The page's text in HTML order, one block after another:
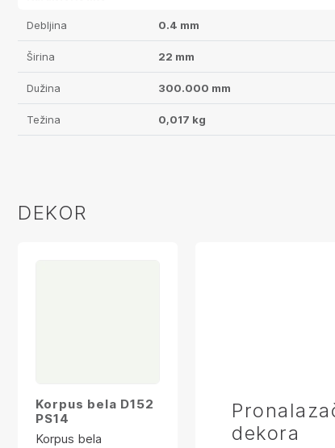
Debljina 0.4 mm
Širina 22 mm
Dužina 300.000 mm
Težina 0,017 kg
DEKOR
Korpus bela D152
PS14
Korpus bela
dekora